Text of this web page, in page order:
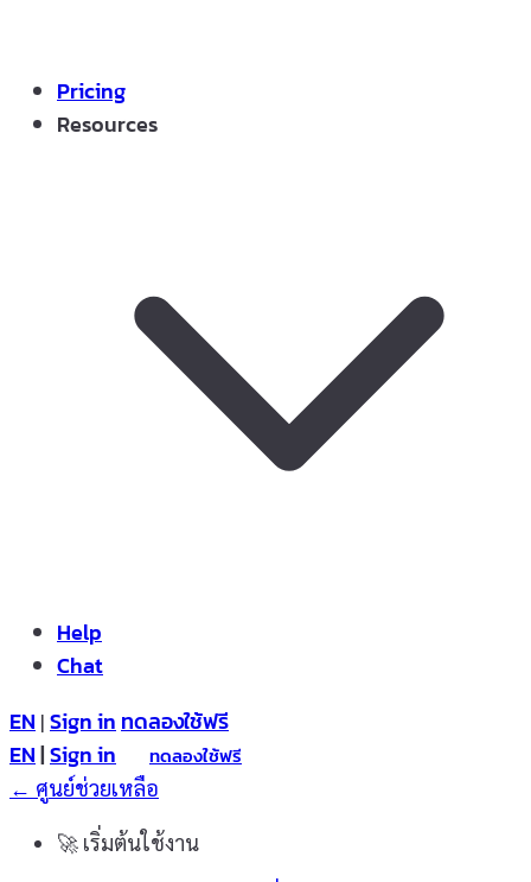
Pricing
Resources
Help
Chat
EN | Sign in ทดลองใช้ฟรี
EN|Sign in
ทดลองใช้ฟรี
← ศูนย์ช่วยเหลือ
🚀 เริ่มต้นใช้งาน